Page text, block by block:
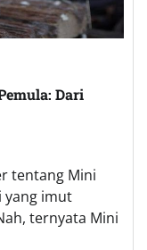
Dari
tentang Mini
yang imut
ternyata Mini